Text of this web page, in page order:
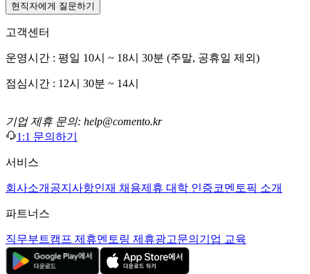
현직자에게 질문하기
고객센터
운영시간 : 평일 10시 ~ 18시 30분 (주말, 공휴일 제외)
점심시간 : 12시 30분 ~ 14시
기업 제휴 문의: help@comento.kr
1:1 문의하기
서비스
회사소개 공지사항인재 채용제휴 대학 인증코멘토픽 소개
파트너스
직무부트캠프 제휴멘토링 제휴광고문의 기업 교육